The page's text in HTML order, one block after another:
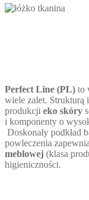
Perfect Line (PL) to
wiele zalet. Strukturą
produkcji eko skóry
i komponenty o
Doskonały podkład
powleczenia
meblowej (klasa
higieniczności.